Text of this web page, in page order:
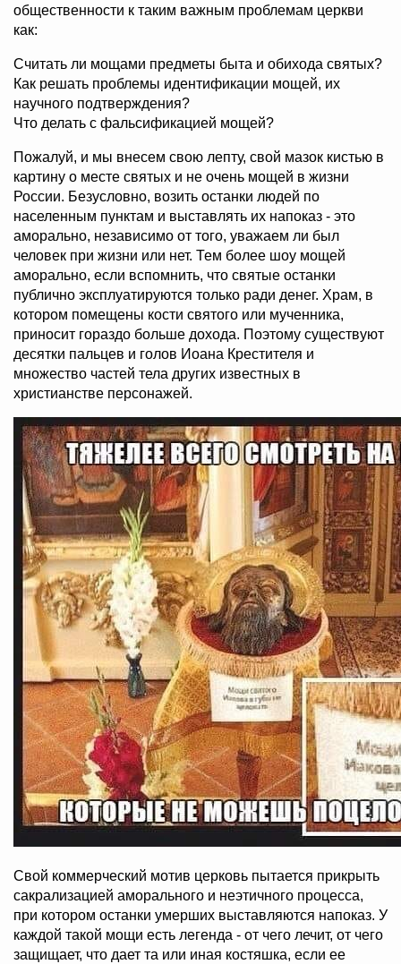
общественности к таким важным проблемам церкви
как:
Считать ли мощами предметы быта и обихода святых?
Как решать проблемы идентификации мощей, их
научного подтверждения?
Что делать с фальсификацией мощей?
Пожалуй, и мы внесем свою лепту, свой мазок кистью в
картину о месте святых и не очень мощей в жизни
России. Безусловно, возить останки людей по
населенным пунктам и выставлять их напоказ - это
аморально, независимо от того, уважаем ли был
человек при жизни или нет. Тем более шоу мощей
аморально, если вспомнить, что святые останки
публично эксплуатируются только ради денег. Храм, в
котором помещены кости святого или мученника,
приносит гораздо больше дохода. Поэтому существуют
десятки пальцев и голов Иоана Крестителя и
множество частей тела других известных в
христианстве персонажей.
Свой коммерческий мотив церковь пытается прикрыть
сакрализацией аморального и неэтичного процесса,
при котором останки умерших выставляются напоказ. У
каждой такой мощи есть легенда - от чего лечит, от чего
защищает, что дает та или иная костяшка, если ее